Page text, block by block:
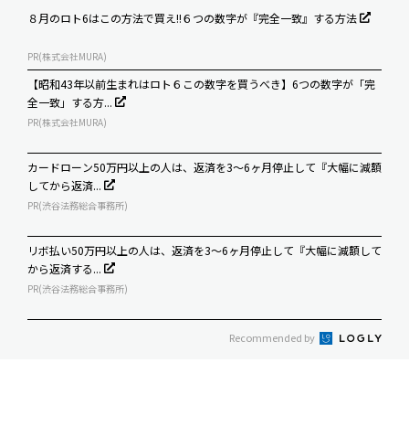
８月のロト6はこの方法で買え!!６つの数字が『完全一致』する方法
PR(株式会社MURA)
【昭和43年以前生まれはロト６この数字を買うべき】6つの数字が「完
全一致」する方...
PR(株式会社MURA)
カードローン50万円以上の人は、返済を3～6ヶ月停止して『大幅に減額
してから返済...
PR(渋谷法務総合事務所)
リボ払い50万円以上の人は、返済を3～6ヶ月停止して『大幅に減額して
から返済する...
PR(渋谷法務総合事務所)
Recommended by